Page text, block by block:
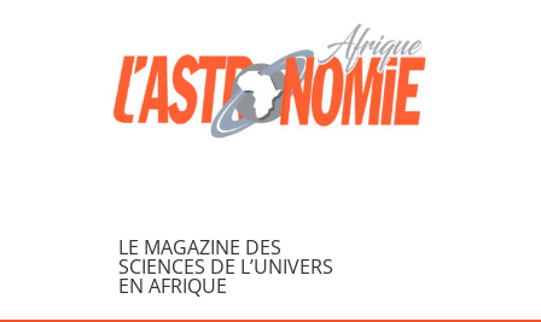
LE MAGAZINE DES
SCIENCES DE L’UNIVERS
EN AFRIQUE